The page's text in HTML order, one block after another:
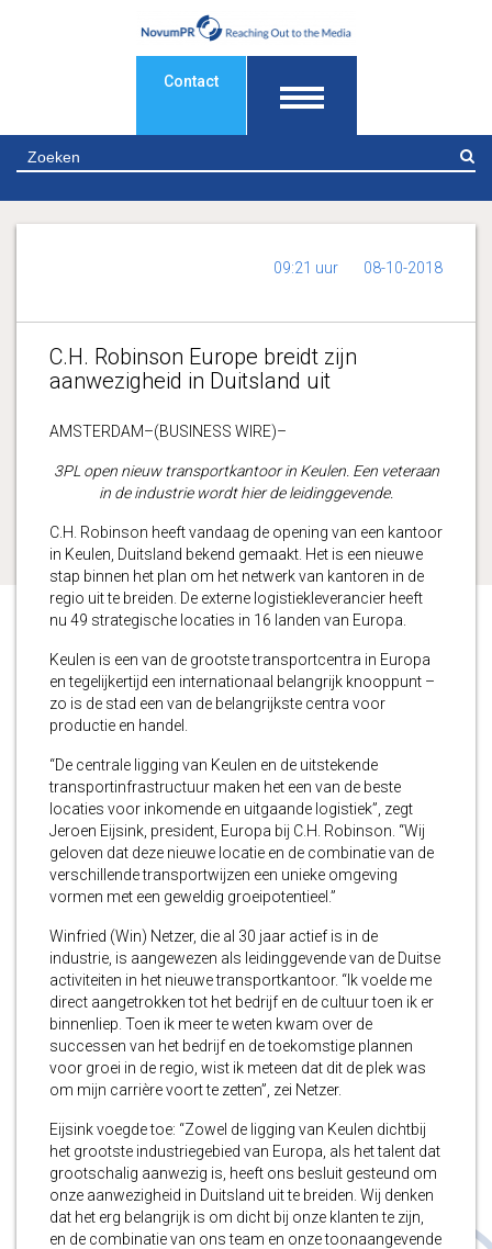
Contact
09:21 uur 08-10-2018
C.H. Robinson Europe breidt zijn
aanwezigheid in Duitsland uit
AMSTERDAM–(BUSINESS WIRE)–
3PL open nieuw transportkantoor in Keulen. Een veteraan
in de industrie wordt hier de leidinggevende.
C.H. Robinson heeft vandaag de opening van een kantoor
in Keulen, Duitsland bekend gemaakt. Het is een nieuwe
stap binnen het plan om het netwerk van kantoren in de
regio uit te breiden. De externe logistiekleverancier heeft
nu 49 strategische locaties in 16 landen van Europa.
Keulen is een van de grootste transportcentra in Europa
en tegelijkertijd een internationaal belangrijk knooppunt –
zo is de stad een van de belangrijkste centra voor
productie en handel.
“De centrale ligging van Keulen en de uitstekende
transportinfrastructuur maken het een van de beste
locaties voor inkomende en uitgaande logistiek”, zegt
Jeroen Eijsink, president, Europa bij C.H. Robinson. “Wij
geloven dat deze nieuwe locatie en de combinatie van de
verschillende transportwijzen een unieke omgeving
vormen met een geweldig groeipotentieel.”
Winfried (Win) Netzer, die al 30 jaar actief is in de
industrie, is aangewezen als leidinggevende van de Duitse
activiteiten in het nieuwe transportkantoor. “Ik voelde me
direct aangetrokken tot het bedrijf en de cultuur toen ik er
binnenliep. Toen ik meer te weten kwam over de
successen van het bedrijf en de toekomstige plannen
voor groei in de regio, wist ik meteen dat dit de plek was
om mijn carrière voort te zetten”, zei Netzer.
Eijsink voegde toe: “Zowel de ligging van Keulen dichtbij
het grootste industriegebied van Europa, als het talent dat
grootschalig aanwezig is, heeft ons besluit gesteund om
onze aanwezigheid in Duitsland uit te breiden. Wij denken
dat het erg belangrijk is om dicht bij onze klanten te zijn,
en de combinatie van ons team en onze toonaangevende